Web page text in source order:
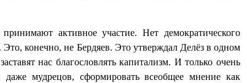
активное участие. Нет демократического
конечно, не Бердяев. Это утверждал Делёз в одном
нас благословлять капитализм. И только очень
мудрецов, сформировать всеобщее мнение как